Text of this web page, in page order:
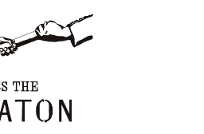
BATON MARKET
SHOP